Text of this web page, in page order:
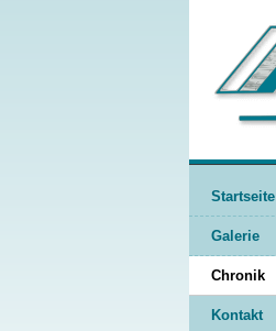
Startseite
Galerie
Chronik
Kontakt